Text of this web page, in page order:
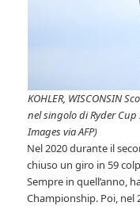
KOHLER, WISCONSIN
nel singolo di Ryder
Images via AFP)
Nel 2020 durante il
chiuso un giro in 59
Sempre in quell’anno,
Championship. Poi,